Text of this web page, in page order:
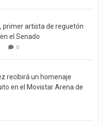
primer artista de reguetón
el Senado
0
recibirá un homenaje
en el Movistar Arena de